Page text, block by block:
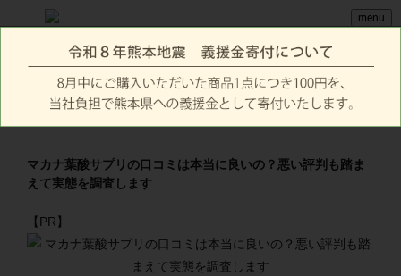
menu
マカナ葉酸サプリの口コミは本当に良いの？悪い評判も踏ま
えて実態を調査します
【PR】